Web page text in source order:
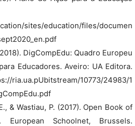
sites/education/files/
DigCompEdu: Quadro Europeu
Educadores. Aveiro: UA Editora.
10773/24983/1
& Wastiau, P. (2017). Open Book of
European Schoolnet, Brussels.